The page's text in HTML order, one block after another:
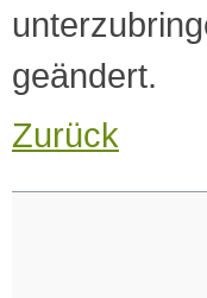
geändert.
Zurück